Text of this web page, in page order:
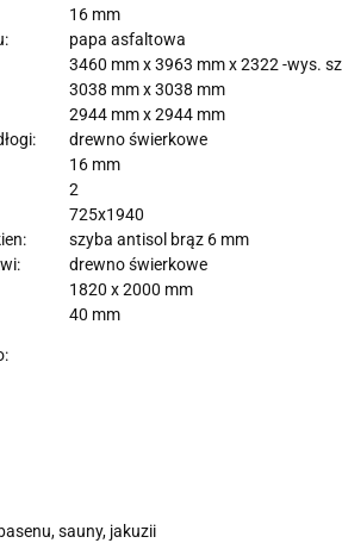
16 mm
papa asfaltowa
3460 mm x 3963 mm x 2322 -wys.
3038 mm x 3038 mm
2944 mm x 2944 mm
drewno świerkowe
16 mm
2
725x1940
szyba antisol brąz 6 mm
drewno świerkowe
1820 x 2000 mm
40 mm
sauny, jakuzii